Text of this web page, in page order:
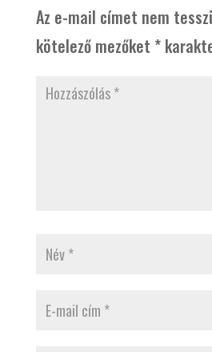
Az e-mail címet nem
kötelező mezőket *